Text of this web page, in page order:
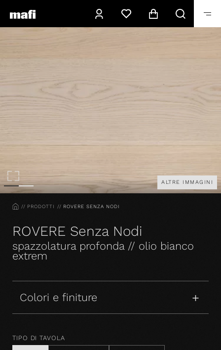
ALTRE IMMAGINI
HOMEPRODOTTI ROVERE SENZA NODI
ROVERE Senza Nodi
spazzolatura profonda // olio bianco
extrem
Colori e finiture
TIPO DI TAVOLA